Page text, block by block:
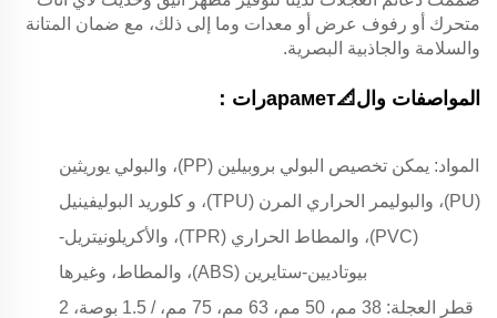
متحرك أو رفوف عرض أو معدات وما إلى ذلك، مع ضمان المتانة
والسلامة والجاذبية البصرية.
المواصفات وال📐араметرات：
المواد: يمكن تخصيص البولي بروبيلين (PP)، والبولي يوريثين
(PU)، والبوليمر الحراري المرن (TPU)، و كلوريد البوليفينيل
(PVC)، والمطاط الحراري (TPR)، والأكريلونيتريل-
بيوتاديين-ستايرين (ABS)، والمطاط، وغيرها
قطر العجلة: 38 مم، 50 مم، 63 مم، 75 مم، / 1.5 بوصة، 2